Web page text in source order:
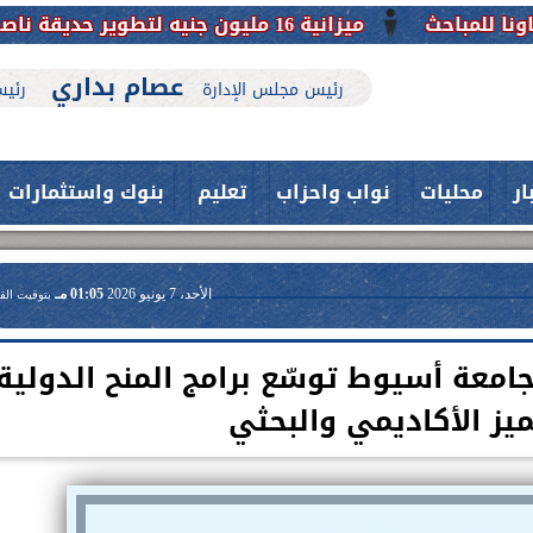
ميزانية 16 مليون جنيه لتطوير حديقة ناصر بأبوتيج.. نقلة حضارية تحافظ على تاريخها
رئيس مجلس الإدارة عصام بداري
محليات نواب واحزاب تعليم بنوك واستثمارات
الأحد، 7 يونيو 2026 01:05 مـ بتوقيت
.. جامعة أسيوط توسّع برامج المنح
الأكاديمي والبحثي
العلاج الحر بمنفلوط بالتعاون مع هيئة
حدث بمستشفيات جامعة اسيوط....
فريق طبي بقسم الأنف والأذن